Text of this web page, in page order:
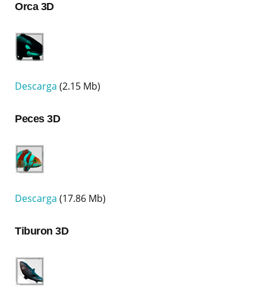
Orca 3D
Descarga (2.15 Mb)
Peces 3D
Descarga (17.86 Mb)
Tiburon 3D